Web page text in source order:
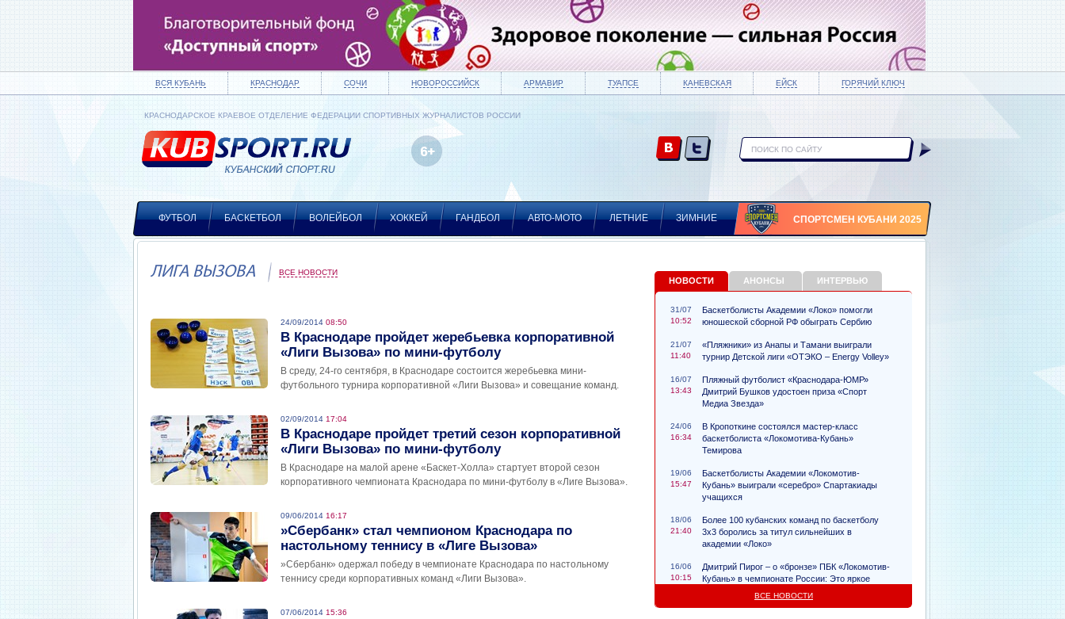
ВСЯ КУБАНЬ КРАСНОДАР СОЧИ НОВОРОССИЙСК АРМАВИР ТУАПСЕ КАНЕВСКАЯ ЕЙСК ГОРЯЧИЙ КЛЮЧ
КРАСНОДАРСКОЕ КРАЕВОЕ ОТДЕЛЕНИЕ ФЕДЕРАЦИИ СПОРТИВНЫХ ЖУРНАЛИСТОВ РОССИИ
ФУТБОЛ БАСКЕТБОЛ ВОЛЕЙБОЛ ХОККЕЙ ГАНДБОЛ АВТО-МОТО ЛЕТНИЕ ЗИМНИЕ СПОРТСМЕН КУБАНИ 2025
ЛИГА ВЫЗОВА ВСЕ НОВОСТИ
24/09/2014 08:50
В Краснодаре пройдет жеребьевка корпоративной
«Лиги Вызова» по мини-футболу
В среду, 24-го сентября, в Краснодаре состоится жеребьевка мини-
футбольного турнира корпоративной «Лиги Вызова» и совещание команд.
02/09/2014 17:04
В Краснодаре пройдет третий сезон корпоративной
«Лиги Вызова» по мини-футболу
В Краснодаре на малой арене «Баскет-Холла» стартует второй сезон
корпоративного чемпионата Краснодара по мини-футболу в «Лиге Вызова».
09/06/2014 16:17
»Сбербанк» стал чемпионом Краснодара по
настольному теннису в «Лиге Вызова»
»Сбербанк» одержал победу в чемпионате Краснодара по настольному
теннису среди корпоративных команд «Лиги Вызова».
07/06/2014 15:36
НОВОСТИ АНОНСЫ ИНТЕРВЬЮ
31/07
10:52
Баскетболисты Академии «Локо» помогли
юношеской сборной РФ обыграть Сербию
21/07
11:40
«Пляжники» из Анапы и Тамани выиграли
турнир Детской лиги «ОТЭКО – Energy Volley»
16/07
13:43
Пляжный футболист «Краснодара-ЮМР»
Дмитрий Бушков удостоен приза «Спорт
Медиа Звезда»
24/06
16:34
В Кропоткине состоялся мастер-класс
баскетболиста «Локомотива-Кубань»
Темирова
19/06
15:47
Баскетболисты Академии «Локомотив-
Кубань» выиграли «серебро» Спартакиады
учащихся
18/06
21:40
Более 100 кубанских команд по баскетболу
3х3 боролись за титул сильнейших в
академии «Локо»
16/06
10:15
Дмитрий Пирог – о «бронзе» ПБК «Локомотив-
Кубань» в чемпионате России: Это яркое
ВСЕ НОВОСТИ